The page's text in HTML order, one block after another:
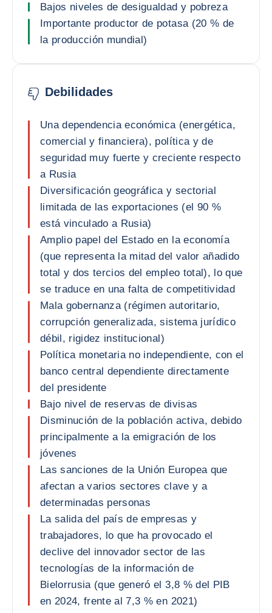
Bajos niveles de desigualdad y pobreza
Importante productor de potasa (20 % de
la producción mundial)
Debilidades
Una dependencia económica (energética,
comercial y financiera), política y de
seguridad muy fuerte y creciente respecto
a Rusia
Diversificación geográfica y sectorial
limitada de las exportaciones (el 90 %
está vinculado a Rusia)
Amplio papel del Estado en la economía
(que representa la mitad del valor añadido
total y dos tercios del empleo total), lo que
se traduce en una falta de competitividad
Mala gobernanza (régimen autoritario,
corrupción generalizada, sistema jurídico
débil, rigidez institucional)
Política monetaria no independiente, con el
banco central dependiente directamente
del presidente
Bajo nivel de reservas de divisas
Disminución de la población activa, debido
principalmente a la emigración de los
jóvenes
Las sanciones de la Unión Europea que
afectan a varios sectores clave y a
determinadas personas
La salida del país de empresas y
trabajadores, lo que ha provocado el
declive del innovador sector de las
tecnologías de la información de
Bielorrusia (que generó el 3,8 % del PIB
en 2024, frente al 7,3 % en 2021)